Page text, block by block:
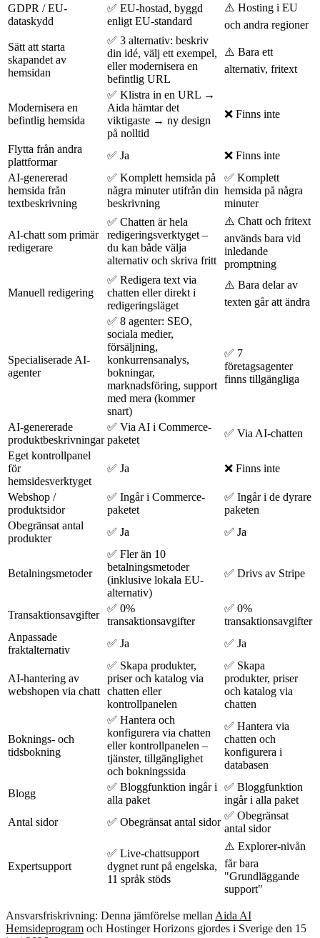
GDPR / EU-
dataskydd
✅ EU-hostad, byggd
enligt EU-standard
⚠️ Hosting i EU
och andra regioner
Sätt att starta
skapandet av
hemsidan
✅ 3 alternativ: beskriv
din idé, välj ett exempel,
eller modernisera en
befintlig URL
⚠️ Bara ett
alternativ, fritext
Modernisera en
befintlig hemsida
✅ Klistra in en URL →
Aida hämtar det
viktigaste → ny design
på nolltid
❌ Finns inte
Flytta från andra
plattformar
✅ Ja
❌ Finns inte
AI-genererad
hemsida från
textbeskrivning
✅ Komplett hemsida på
några minuter utifrån din
beskrivning
✅ Komplett
hemsida på några
minuter
AI-chatt som primär
redigerare
✅ Chatten är hela
redigeringsverktyget –
du kan både välja
alternativ och skriva fritt
⚠️ Chatt och fritext
används bara vid
inledande
promptning
Manuell redigering
✅ Redigera text via
chatten eller direkt i
redigeringsläget
⚠️ Bara delar av
texten går att ändra
Specialiserade AI-
agenter
✅ 8 agenter: SEO,
sociala medier,
försäljning,
konkurrensanalys,
bokningar,
marknadsföring, support
med mera (kommer
snart)
✅ 7
företagsagenter
finns tillgängliga
AI-genererade
produktbeskrivningar
✅ Via AI i Commerce-
paketet
✅ Via AI-chatten
Eget kontrollpanel
för
hemsidesverktyget
✅ Ja ❌ Finns inte
Webshop /
produktsidor
✅ Ingår i Commerce-
paketet
✅ Ingår i de dyrare
paketen
Obegränsat antal
produkter
✅ Ja ✅ Ja
Betalningsmetoder
✅ Fler än 10
betalningsmetoder
(inklusive lokala EU-
alternativ)
✅ Drivs av Stripe
Transaktionsavgifter
✅ 0%
transaktionsavgifter
✅ 0%
transaktionsavgifter
Anpassade
fraktalternativ
✅ Ja ✅ Ja
AI-hantering av
webshopen via chatt
✅ Skapa produkter,
priser och katalog via
chatten eller
kontrollpanelen
✅ Skapa
produkter, priser
och katalog via
chatten
Boknings- och
tidsbokning
✅ Hantera och
konfigurera via chatten
eller kontrollpanelen –
tjänster, tillgänglighet
och bokningssida
✅ Hantera via
chatten och
konfigurera i
databasen
Blogg
✅ Bloggfunktion ingår i
alla paket
✅ Bloggfunktion
ingår i alla paket
Antal sidor
✅ Obegränsat antal sidor
✅ Obegränsat
antal sidor
Expertsupport
✅ Live-chattsupport
dygnet runt på engelska,
11 språk stöds
⚠️ Explorer-nivån
får bara
"Grundläggande
support"
Ansvarsfriskrivning: Denna jämförelse mellan Aida AI
Hemsideprogram och Hostinger Horizons gjordes i Sverige den 15